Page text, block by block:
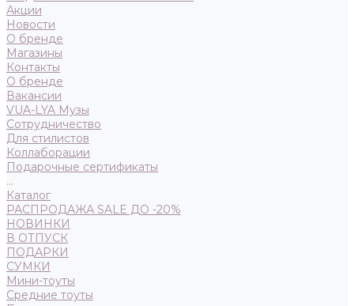
Акции
Новости
О бренде
Магазины
Контакты
О бренде
Вакансии
VUA-LYA Музы
Сотрудничество
Для стилистов
Коллаборации
Подарочные сертификаты
...
Каталог
РАСПРОДАЖА SALE ДО -20%
НОВИНКИ
В ОТПУСК
ПОДАРКИ
СУМКИ
Мини-тоуты
Средние тоуты